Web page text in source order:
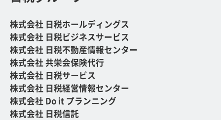
株式会社 日税ホールディングス
株式会社 日税ビジネスサービス
株式会社 日税不動産情報センター
株式会社 共栄会保険代行
株式会社 日税サービス
株式会社 日税経営情報センター
株式会社 Do it プランニング
株式会社 日税信託